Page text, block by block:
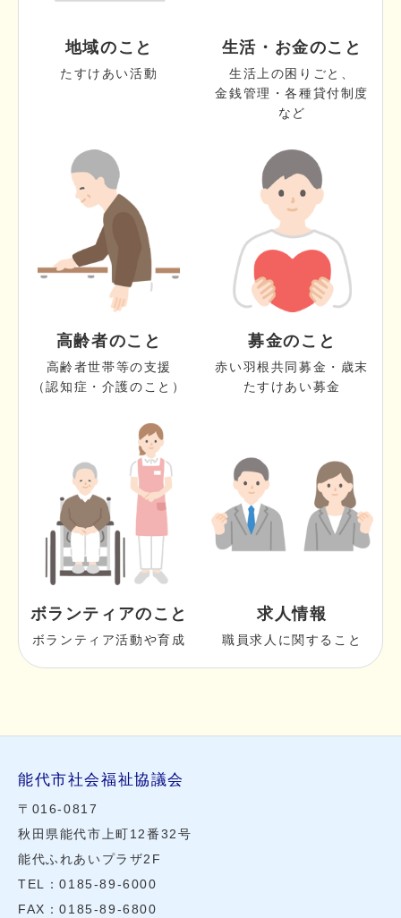
地域のこと
たすけあい活動
生活・お金のこと
生活上の困りごと、
金銭管理・各種貸付制度
など
高齢者のこと
高齢者世帯等の支援
（認知症・介護のこと）
募金のこと
赤い羽根共同募金・歳末
たすけあい募金
ボランティアのこと
ボランティア活動や育成
求人情報
職員求人に関すること
能代市社会福祉協議会
〒016-0817
秋田県能代市上町12番32号
能代ふれあいプラザ2F
TEL：0185-89-6000
FAX：0185-89-6800